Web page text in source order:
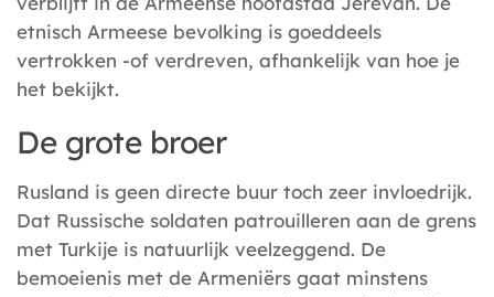
etnisch Armeese bevolking is goeddeels
vertrokken -of verdreven, afhankelijk van hoe je
het bekijkt.
De grote broer
Rusland is geen directe buur toch zeer invloedrijk.
Dat Russische soldaten patrouilleren aan de grens
met Turkije is natuurlijk veelzeggend. De
bemoeienis met de Armeniërs gaat minstens